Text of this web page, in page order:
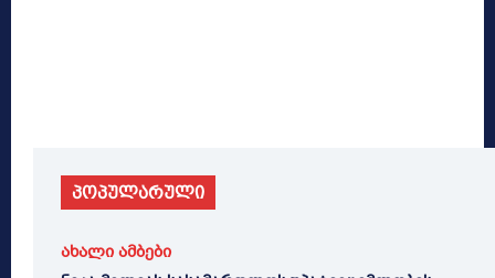
პოპულარული
ახალი ამბები